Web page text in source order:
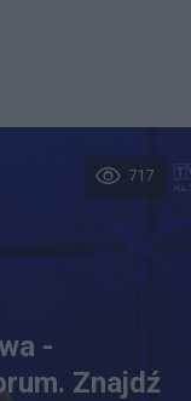
717
-
Znajdź